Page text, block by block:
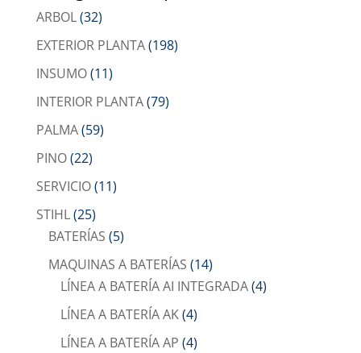
ARBOL(32)
EXTERIOR PLANTA(198)
INSUMO(11)
INTERIOR PLANTA(79)
PALMA(59)
PINO(22)
SERVICIO(11)
STIHL(25)
BATERÍAS (5)
MAQUINAS A BATERÍAS (14)
LÍNEA A BATERÍA AI INTEGRADA(4)
LÍNEA A BATERÍA AK(4)
LÍNEA A BATERÍA AP (4)